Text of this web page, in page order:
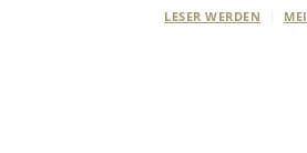
LESER WERDEN